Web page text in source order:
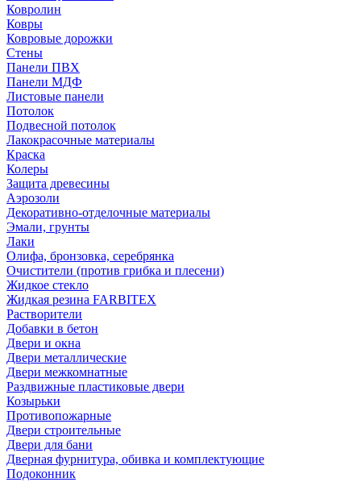
Ковролин
Ковры
Ковровые дорожки
Стены
Панели ПВХ
Панели МДФ
Листовые панели
Потолок
Подвесной потолок
Лакокрасочные материалы
Краска
Колеры
Защита древесины
Аэрозоли
Декоративно-отделочные материалы
Эмали, грунты
Лаки
Олифа, бронзовка, серебрянка
Очистители (против грибка и плесени)
Жидкое стекло
Жидкая резина FARBITEX
Растворители
Добавки в бетон
Двери и окна
Двери металлические
Двери межкомнатные
Раздвижные пластиковые двери
Козырьки
Противопожарные
Двери строительные
Двери для бани
Дверная фурнитура, обивка и комплектующие
Подоконник